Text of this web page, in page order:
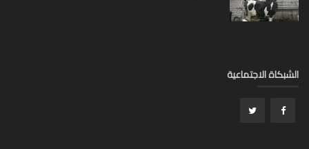
الاجتماعية